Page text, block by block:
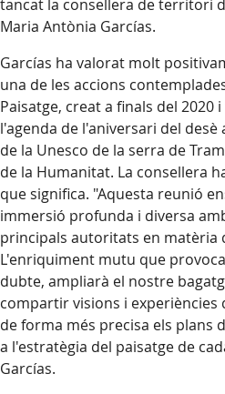
tancat la consellera de territori
Maria Antònia Garcías.
Garcías ha valorat molt
una de les accions
Paisatge, creat a finals del
l'agenda de l'aniversari del
de la Unesco de la serra de
de la Humanitat. La consellera
que significa. "Aquesta reunió
immersió profunda i diversa
principals autoritats en matèria
L'enriquiment mutu que
dubte, ampliarà el nostre
compartir visions i experiències
de forma més precisa els plans
a l'estratègia del paisatge de
Garcías.